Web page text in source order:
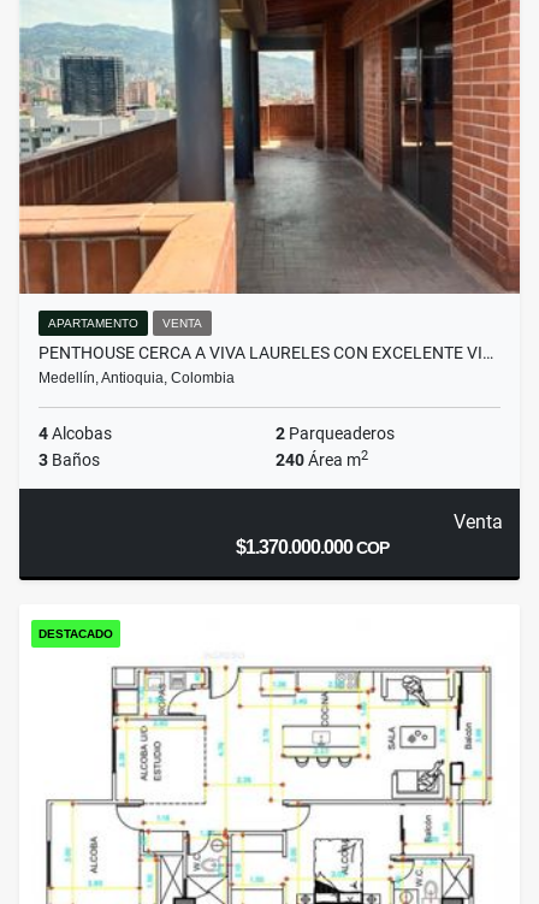
APARTAMENTO VENTA
PENTHOUSE CERCA A VIVA LAURELES CON EXCELENTE VI…
Medellín, Antioquia, Colombia
4Alcobas 2 Parqueaderos
3 Baños 240Área m2
Venta
$1.370.000.000COP
DESTACADO